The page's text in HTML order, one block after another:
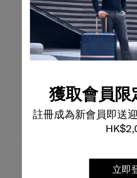
獲取會員限
註冊成為新會員即送
立即
打造專
個人化套件包含三組可替換
部手柄及滑輪蓋。更換造型
工具輕鬆取出原件，再安裝
獨特風格。讓旅行成